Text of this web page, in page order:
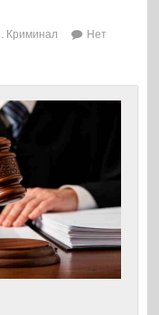
Криминал
Нет